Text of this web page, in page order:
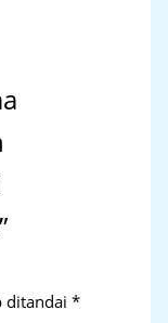
ditandai*